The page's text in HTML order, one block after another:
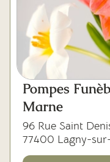
Pompes
Marne
96 Rue Saint
77400 Lagny-